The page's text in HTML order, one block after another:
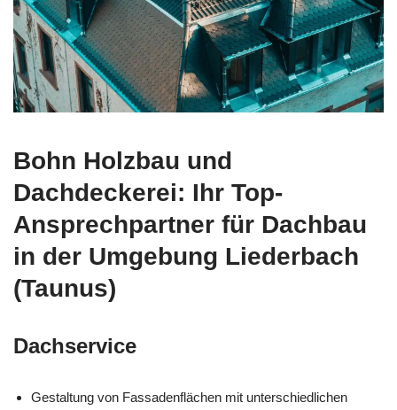
Bohn Holzbau und
Dachdeckerei: Ihr Top-
Ansprechpartner für Dachbau
in der Umgebung Liederbach
(Taunus)
Dachservice
Gestaltung von Fassadenflächen mit unterschiedlichen